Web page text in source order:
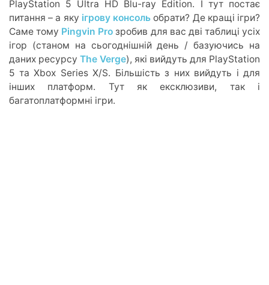
PlayStation 5 Ultra HD Blu-ray Edition. І тут постає
питання – а яку ігрову консоль обрати? Де кращі ігри?
Саме тому Pingvin Pro зробив для вас дві таблиці усіх
ігор (станом на сьогоднішній день / базуючись на
даних ресурсу The Verge), які вийдуть для PlayStation
5 та Xbox Series X/S. Більшість з них вийдуть і для
інших платформ. Тут як ексклюзиви, так і
багатоплатформні ігри.